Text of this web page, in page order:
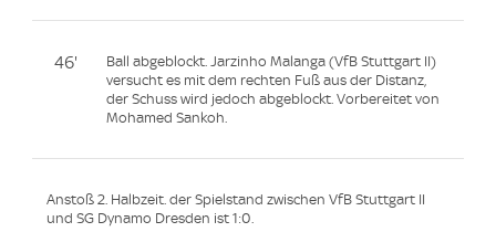
46'
Ball abgeblockt. Jarzinho Malanga (VfB Stuttgart II)
versucht es mit dem rechten Fuß aus der Distanz,
der Schuss wird jedoch abgeblockt. Vorbereitet von
Mohamed Sankoh.
Anstoß 2. Halbzeit. der Spielstand zwischen VfB Stuttgart II
und SG Dynamo Dresden ist 1:0.